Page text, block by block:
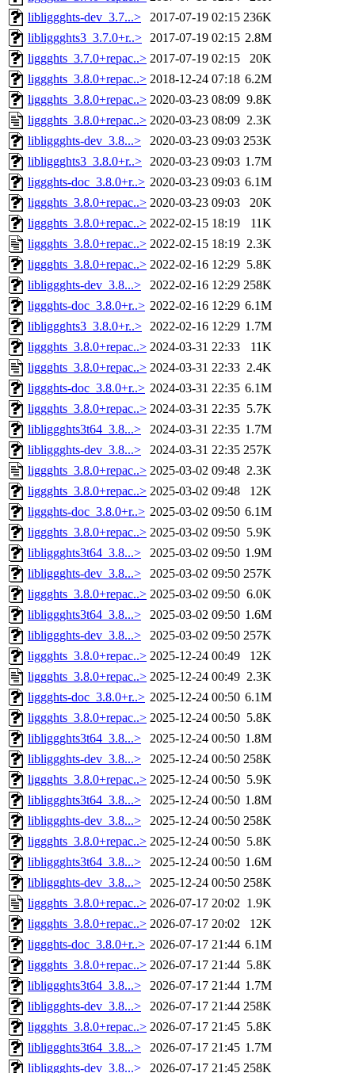
libliggghts-dev_3.7...>
2017-07-19 02:15 236K
libliggghts3_3.7.0+r..> 2017-07-19 02:15 2.8M
liggghts_3.7.0+repac..> 2017-07-19 02:15
20K
liggghts_3.8.0+repac..> 2018-12-24 07:18 6.2M
liggghts_3.8.0+repac..> 2020-03-23 08:09 9.8K
liggghts_3.8.0+repac..> 2020-03-23 08:09 2.3K
libliggghts-dev_3.8...>
2020-03-23 09:03 253K
libliggghts3_3.8.0+r..> 2020-03-23 09:03 1.7M
liggghts-doc_3.8.0+r..> 2020-03-23 09:03 6.1M
liggghts_3.8.0+repac..> 2020-03-23 09:03
20K
liggghts_3.8.0+repac..> 2022-02-15 18:19
11K
liggghts_3.8.0+repac..> 2022-02-15 18:19 2.3K
liggghts_3.8.0+repac..> 2022-02-16 12:29 5.8K
libliggghts-dev_3.8...>
2022-02-16 12:29 258K
liggghts-doc_3.8.0+r..> 2022-02-16 12:29 6.1M
libliggghts3_3.8.0+r..> 2022-02-16 12:29 1.7M
liggghts_3.8.0+repac..> 2024-03-31 22:33
11K
liggghts_3.8.0+repac..> 2024-03-31 22:33 2.4K
liggghts-doc_3.8.0+r..> 2024-03-31 22:35 6.1M
liggghts_3.8.0+repac..> 2024-03-31 22:35 5.7K
libliggghts3t64_3.8...>
2024-03-31 22:35 1.7M
libliggghts-dev_3.8...>
2024-03-31 22:35 257K
liggghts_3.8.0+repac..> 2025-03-02 09:48 2.3K
liggghts_3.8.0+repac..> 2025-03-02 09:48
12K
liggghts-doc_3.8.0+r..> 2025-03-02 09:50 6.1M
liggghts_3.8.0+repac..> 2025-03-02 09:50 5.9K
libliggghts3t64_3.8...>
2025-03-02 09:50 1.9M
libliggghts-dev_3.8...>
2025-03-02 09:50 257K
liggghts_3.8.0+repac..> 2025-03-02 09:50 6.0K
libliggghts3t64_3.8...>
2025-03-02 09:50 1.6M
libliggghts-dev_3.8...>
2025-03-02 09:50 257K
liggghts_3.8.0+repac..> 2025-12-24 00:49
12K
liggghts_3.8.0+repac..> 2025-12-24 00:49 2.3K
liggghts-doc_3.8.0+r..> 2025-12-24 00:50 6.1M
liggghts_3.8.0+repac..> 2025-12-24 00:50 5.8K
libliggghts3t64_3.8...>
2025-12-24 00:50 1.8M
libliggghts-dev_3.8...>
2025-12-24 00:50 258K
liggghts_3.8.0+repac..> 2025-12-24 00:50 5.9K
libliggghts3t64_3.8...>
2025-12-24 00:50 1.8M
libliggghts-dev_3.8...>
2025-12-24 00:50 258K
liggghts_3.8.0+repac..> 2025-12-24 00:50 5.8K
libliggghts3t64_3.8...>
2025-12-24 00:50 1.6M
libliggghts-dev_3.8...>
2025-12-24 00:50 258K
liggghts_3.8.0+repac..> 2026-07-17 20:02 1.9K
liggghts_3.8.0+repac..> 2026-07-17 20:02
12K
liggghts-doc_3.8.0+r..> 2026-07-17 21:44 6.1M
liggghts_3.8.0+repac..> 2026-07-17 21:44 5.8K
libliggghts3t64_3.8...>
2026-07-17 21:44 1.7M
libliggghts-dev_3.8...>
2026-07-17 21:44 258K
liggghts_3.8.0+repac..> 2026-07-17 21:45 5.8K
libliggghts3t64_3.8...>
2026-07-17 21:45 1.7M
libliggghts-dev_3.8...>
2026-07-17 21:45 258K